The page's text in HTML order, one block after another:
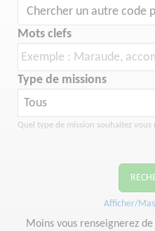
Chercher un autre code
Mots clefs
Type de missions
Quel type de mission souhaitez vous
Afficher/
Moins vous renseignerez